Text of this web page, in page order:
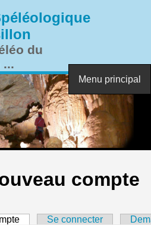
du
Menu principal
compte
(onglet actif)Se connecter